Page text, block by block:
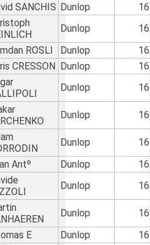
SANCHIS Dunlop
16
Dunlop
16
ROSLI Dunlop
16
CRESSON Dunlop
16
Dunlop 16
Dunlop 16
Dunlop
16
Antº Dunlop
16
Dunlop 16
Dunlop
16
E Dunlop
16